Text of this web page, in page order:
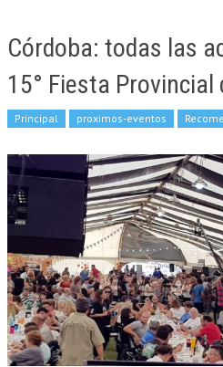
Córdoba: todas las
15° Fiesta Provincial
Principal proximos-eventos